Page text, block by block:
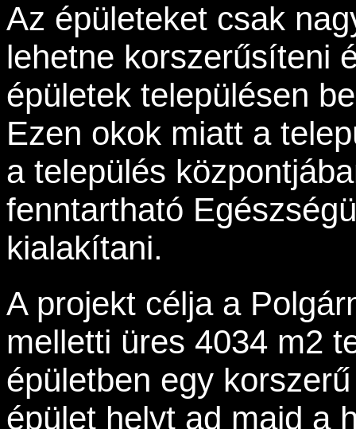
Az épületeket csak
lehetne korszerűsíteni
épületek településen
Ezen okok miatt a
a település
fenntartható
kialakítani.
A projekt célja a
melletti üres 4034 m2
épületben egy
épület helyt ad majd a